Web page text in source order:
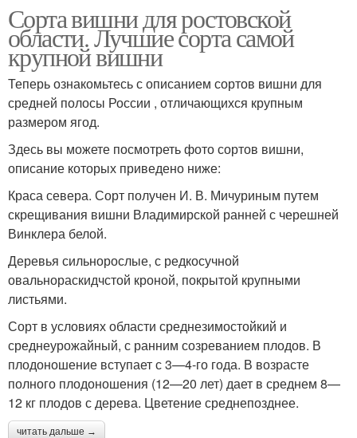
Сорта вишни для ростовской
области. Лучшие сорта самой
крупной вишни
Теперь ознакомьтесь с описанием сортов вишни для
средней полосы России , отличающихся крупным
размером ягод.
Здесь вы можете посмотреть фото сортов вишни,
описание которых приведено ниже:
Краса севера. Сорт получен И. В. Мичуриным путем
скрещивания вишни Владимирской ранней с черешней
Винклера белой.
Деревья сильнорослые, с редкосучной
овальнораскидчстой кроной, покрытой крупными
листьями.
Сорт в условиях области среднезимостойкий и
среднеурожайный, с ранним созреванием плодов. В
плодоношение вступает с 3—4-го года. В возрасте
полного плодоношения (12—20 лет) дает в среднем 8—
12 кг плодов с дерева. Цветение среднепозднее.
читать дальше →